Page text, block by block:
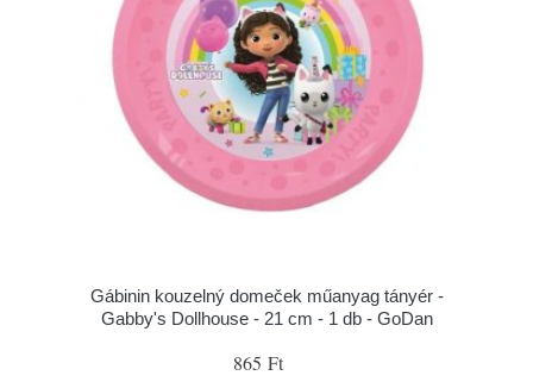
Gábinin kouzelný domeček műanyag tányér -
Gabby's Dollhouse - 21 cm - 1 db - GoDan
865 Ft